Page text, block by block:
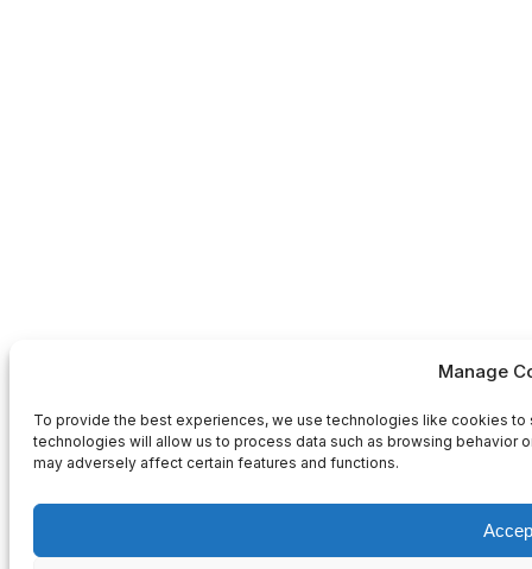
Manage
To provide the best experiences, we use technologies like cookies
technologies will allow us to process data such as browsing behavior
may adversely affect certain features and functions.